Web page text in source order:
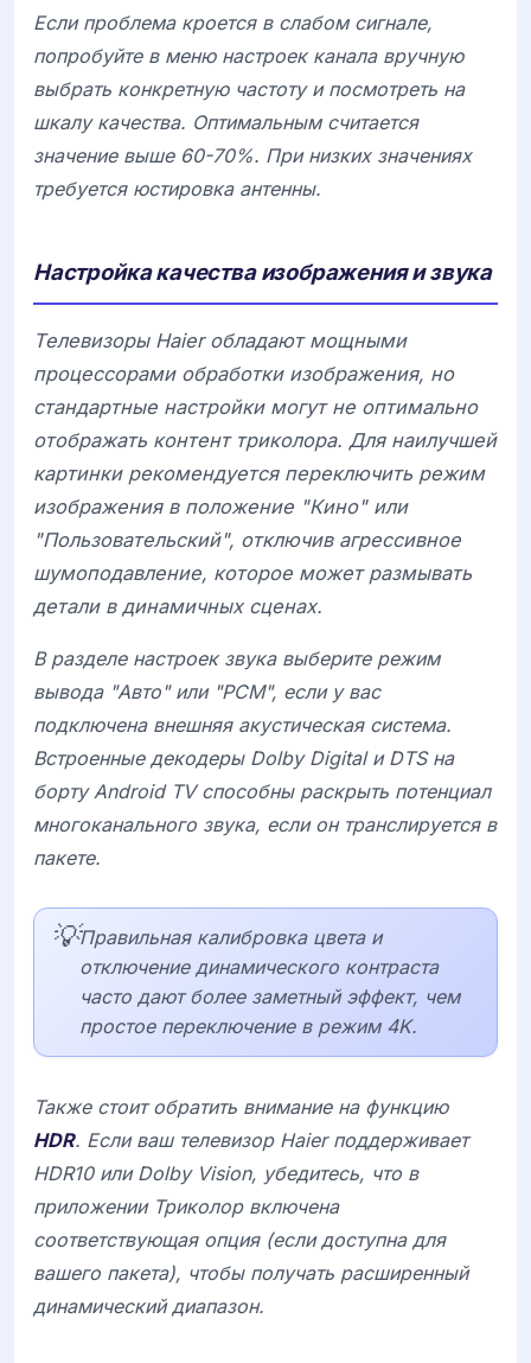
Если проблема кроется в слабом сигнале,
попробуйте в меню настроек канала вручную
выбрать конкретную частоту и посмотреть на
шкалу качества. Оптимальным считается
значение выше 60-70%. При низких значениях
требуется юстировка антенны.
Настройка качества изображения и звука
Телевизоры Haierобладают мощными
процессорами обработки изображения, но
стандартные настройки могут не оптимально
отображать контент триколора. Для наилучшей
картинки рекомендуется переключить режим
изображения в положение "Кино" или
"Пользовательский", отключив агрессивное
шумоподавление, которое может размывать
детали в динамичных сценах.
В разделе настроек звука выберите режим
вывода "Авто" или "PCM", если у вас
подключена внешняя акустическая система.
Встроенные декодеры Dolby Digitalи DTSна
бортуAndroid TVспособны раскрыть потенциал
многоканального звука, если он транслируется в
пакете.
💡Правильная калибровка цвета и
отключение динамического контраста
часто дают более заметный эффект, чем
простое переключение в режим 4K.
Также стоит обратить внимание на функцию
HDR. Если ваш телевизор Haierподдерживает
HDR10 или Dolby Vision, убедитесь, что в
приложении Триколор включена
соответствующая опция (если доступна для
вашего пакета), чтобы получать расширенный
динамический диапазон.